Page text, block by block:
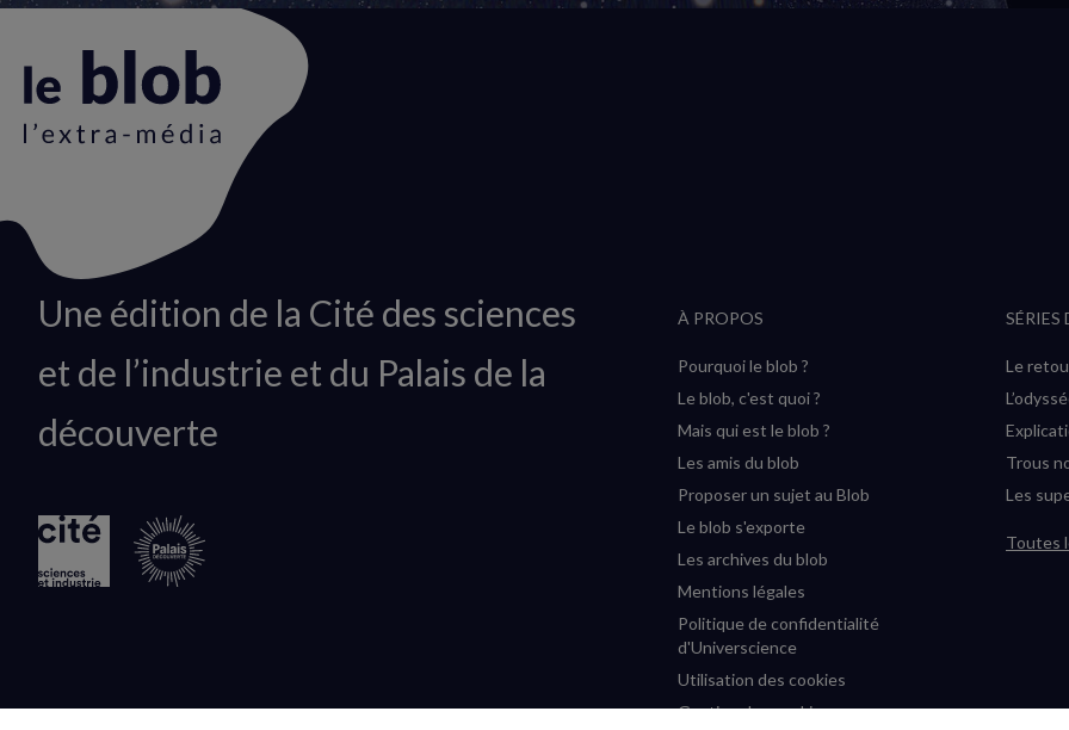
Animation
logo
Une édition de la Cité des sciences
et de l’industrie et du Palais de la
découverte
À PROPOS
Pourquoi le blob ?
Le blob, c'est quoi ?
Mais qui est le blob ?
Les amis du blob
Proposer un sujet au Blob
Le blob s'exporte
Les archives du blob
Mentions légales
Politique de confidentialité
d'Universcience
Utilisation des cookies
Gestion des cookies
SÉRIES
Le
Trous
Les
Toutes